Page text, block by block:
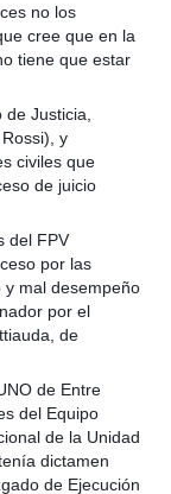
no los
cree que en la
tiene que estar
Justicia,
y
civiles que
de juicio
del FPV
por las
mal desempeño
por el
de
de Entre
del Equipo
de la Unidad
dictamen
de Ejecución